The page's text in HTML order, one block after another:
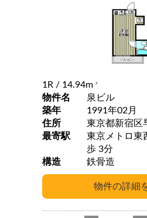
1R / 14.94m 2
物件名
泉ビル
築年
1991年02月
住所
東京都新宿区
最寄駅
東京メトロ東西
歩 3分
構造
鉄骨造